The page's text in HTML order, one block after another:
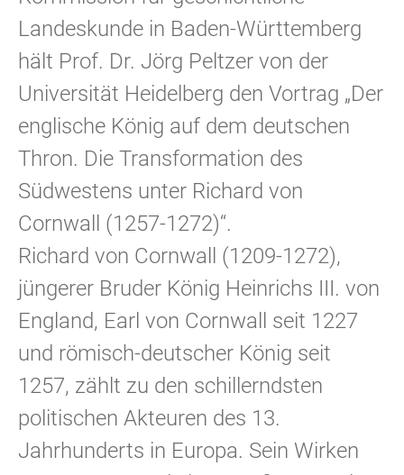
Landeskunde in Baden-Württemberg
hält Prof. Dr. Jörg Peltzer von der
Universität Heidelberg den Vortrag „Der
englische König auf dem deutschen
Thron. Die Transformation des
Südwestens unter Richard von
Cornwall (1257-1272)“.
Richard von Cornwall (1209-1272),
jüngerer Bruder König Heinrichs III. von
England, Earl von Cornwall seit 1227
und römisch-deutscher König seit
1257, zählt zu den schillerndsten
politischen Akteuren des 13.
Jahrhunderts in Europa. Sein Wirken